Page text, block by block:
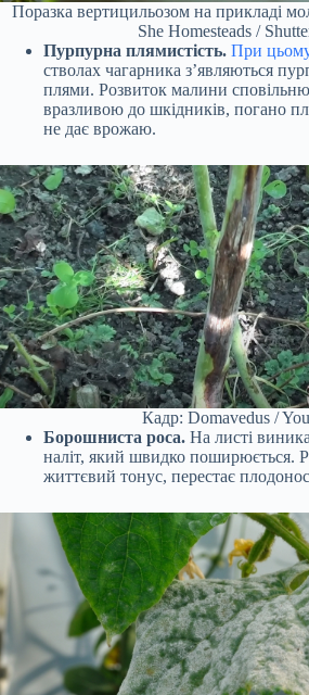
Поразка вертицильозом на прикладі
She Homesteads /
Пурпурна плямистість. При
стволах чагарника з’являються
плями. Розвиток малини
вразливою до шкідників, погано
не дає врожаю.
Кадр: Domavedus /
Борошниста роса. На листі
наліт, який швидко поширюється.
життєвий тонус, перестає